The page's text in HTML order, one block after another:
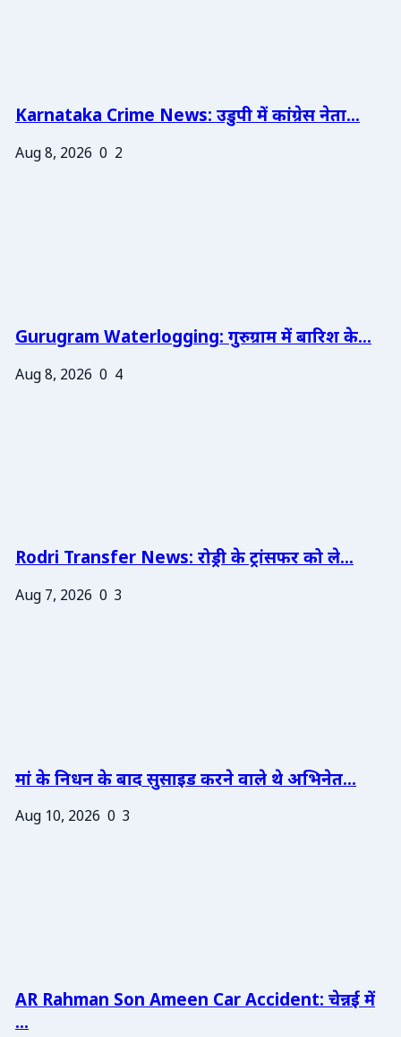
Karnataka Crime News: उडुपी में कांग्रेस नेता...
Aug 8, 2026 0 2
Gurugram Waterlogging: गुरुग्राम में बारिश के...
Aug 8, 2026 0 4
Rodri Transfer News: रोड्री के ट्रांसफर को ले...
Aug 7, 2026 0 3
मां के निधन के बाद सुसाइड करने वाले थे अभिनेत...
Aug 10, 2026 0 3
AR Rahman Son Ameen Car Accident: चेन्नई में
...